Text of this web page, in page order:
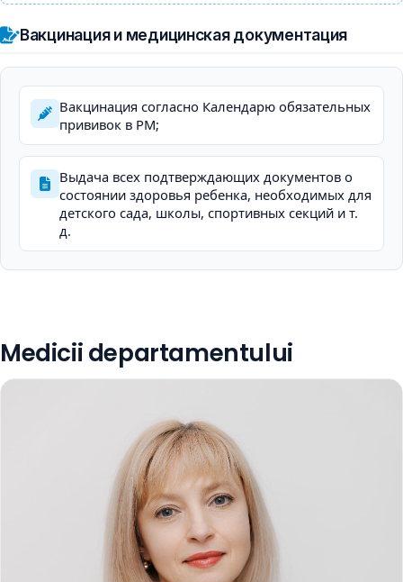
Вакцинация и медицинская документация
Вакцинация согласно Календарю обязательных
прививок в РМ;
Выдача всех подтверждающих документов о
состоянии здоровья ребенка, необходимых для
детского сада, школы, спортивных секций и т.
д.
Medicii departamentului